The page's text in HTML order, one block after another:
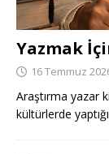
Yazmak
16 Temmuz
Araştırma yazar
kültürlerde yaptığı